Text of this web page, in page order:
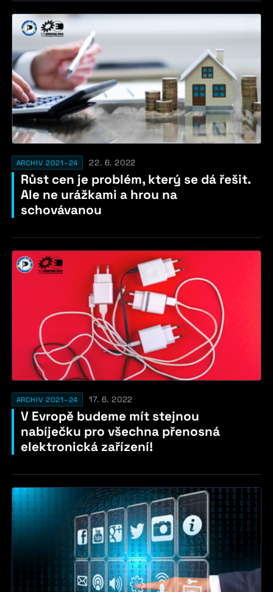
ARCHIV 2021–24 22. 6. 2022
Růst cen je problém, který se dá řešit.
Ale ne urážkami a hrou na
schovávanou
ARCHIV 2021–24 17. 6. 2022
V Evropě budeme mít stejnou
nabíječku pro všechna přenosná
elektronická zařízení!